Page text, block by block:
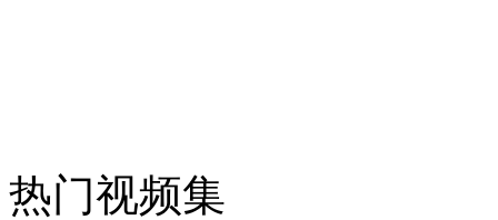
热门视频集